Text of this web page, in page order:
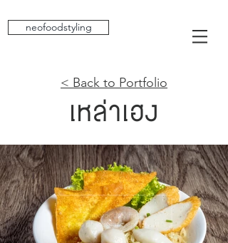
neofoodstyling
เหล่าเฮง
< Back to Portfolio